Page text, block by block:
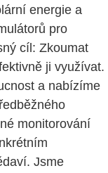
energie a
pro
cíl: Zkoumat
ji využívat.
a nabízíme
monitorování
Jsme